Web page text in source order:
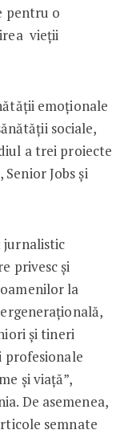
pentru o
vieții
emoționale
sociale,
a trei proiecte
Jobs și
jurnalistic
privesc și
la
și tineri
profesionale
și viață”,
De asemenea,
semnate